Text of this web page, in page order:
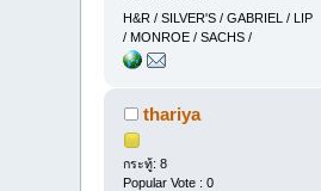
H&R / SILVER'S / GABRIEL / LIP
/ MONROE / SACHS /
thariya
กระทู้: 8
Popular Vote : 0